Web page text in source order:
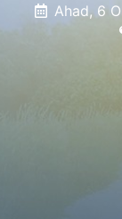
Ahad, 6